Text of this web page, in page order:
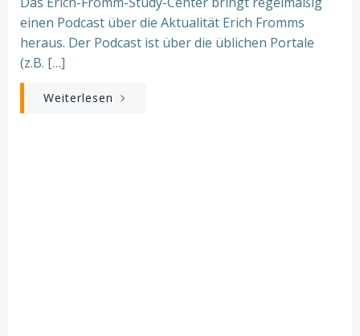
einen Podcast über die Aktualität Erich Fromms
heraus. Der Podcast ist über die üblichen Portale
(z.B. […]
Weiterlesen